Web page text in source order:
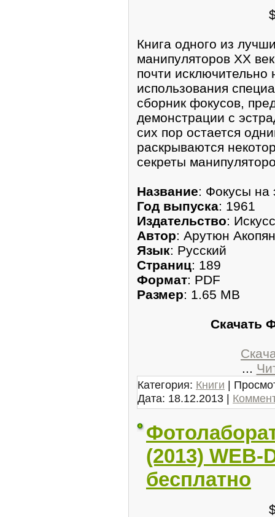
Книга одного из
манипуляторов XX
почти исключительно
использования
сборник фокусов,
демонстрации с
сих пор остается
раскрываются
секреты
Название: Фокусы на
Год выпуска: 1961
Издательство:
Автор: Арутюн Акопян
Язык: Русский
Страниц: 189
Формат: PDF
Размер: 1.65 MB
Скачать
...
Категория: Книги |
Дата: 18.12.2013 |
(2013) WEB-
бесплатно